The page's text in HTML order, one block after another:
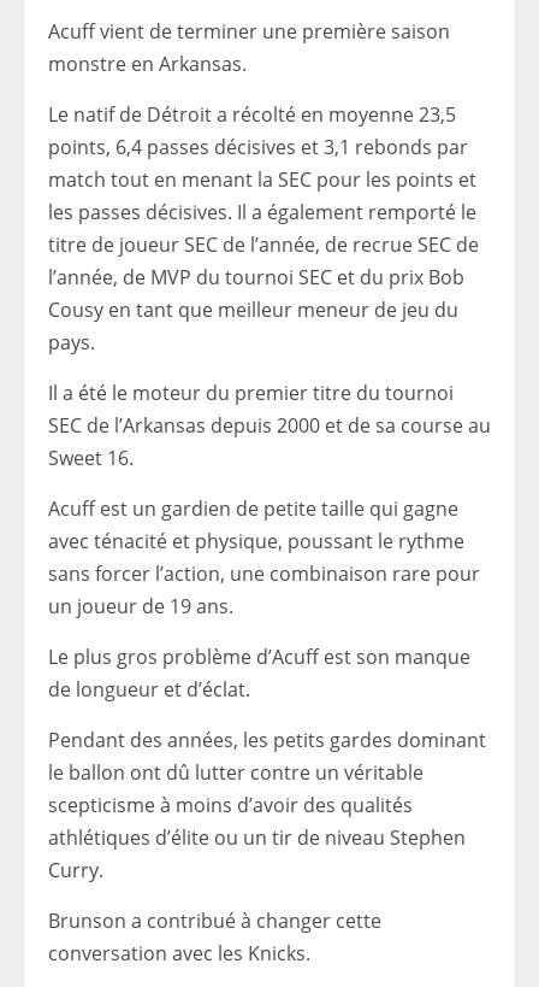
Acuff vient de terminer une première saison
monstre en Arkansas.
Le natif de Détroit a récolté en moyenne 23,5
points, 6,4 passes décisives et 3,1 rebonds par
match tout en menant la SEC pour les points et
les passes décisives. Il a également remporté le
titre de joueur SEC de l’année, de recrue SEC de
l’année, de MVP du tournoi SEC et du prix Bob
Cousy en tant que meilleur meneur de jeu du
pays.
Il a été le moteur du premier titre du tournoi
SEC de l’Arkansas depuis 2000 et de sa course au
Sweet 16.
Acuff est un gardien de petite taille qui gagne
avec ténacité et physique, poussant le rythme
sans forcer l’action, une combinaison rare pour
un joueur de 19 ans.
Le plus gros problème d’Acuff est son manque
de longueur et d’éclat.
Pendant des années, les petits gardes dominant
le ballon ont dû lutter contre un véritable
scepticisme à moins d’avoir des qualités
athlétiques d’élite ou un tir de niveau Stephen
Curry.
Brunson a contribué à changer cette
conversation avec les Knicks.